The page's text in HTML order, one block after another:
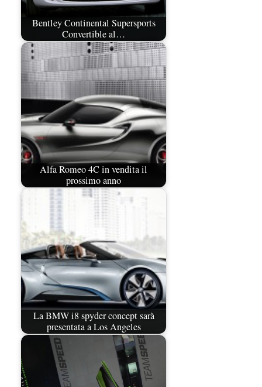
Bentley Continental Supersports
Convertible al…
Alfa Romeo 4C in vendita il
prossimo anno
La BMW i8 spyder concept sarà
presentata a Los Angeles